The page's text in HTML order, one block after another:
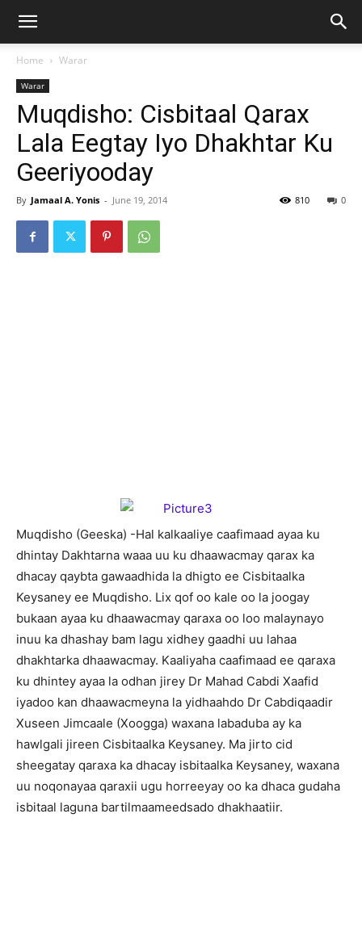
Home Warar
Warar
Muqdisho: Cisbitaal Qarax
Lala Eegtay Iyo Dhakhtar Ku
Geeriyooday
By Jamaal A. Yonis - June 19, 2014 0
810
Muqdisho (Geeska) -Hal kalkaaliye caafimaad ayaa ku
dhintay Dakhtarna waaa uu ku dhaawacmay qarax ka
dhacay qaybta gawaadhida la dhigto ee Cisbitaalka
Keysaney ee Muqdisho. Lix qof oo kale oo la joogay
bukaan ayaa ku dhaawacmay qaraxa oo loo malaynayo
inuu ka dhashay bam lagu xidhey gaadhi uu lahaa
dhakhtarka dhaawacmay. Kaaliyaha caafimaad ee qaraxa
ku dhintey ayaa la odhan jirey Dr Mahad Cabdi Xaafid
iyadoo kan dhaawacmeyna la yidhaahdo Dr Cabdiqaadir
Xuseen Jimcaale (Xoogga) waxana labaduba ay ka
hawlgali jireen Cisbitaalka Keysaney. Ma jirto cid
sheegatay qaraxa ka dhacay isbitaalka Keysaney, waxana
uu noqonayaa qaraxii ugu horreeyay oo ka dhaca gudaha
isbitaal laguna bartilmaameedsado dhakhaatiir.